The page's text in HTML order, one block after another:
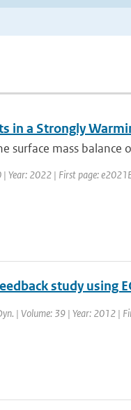
in a Strongly
mass balance
Year: 2022 | First page:
study using
| Volume: 39 | Year: 2012 |